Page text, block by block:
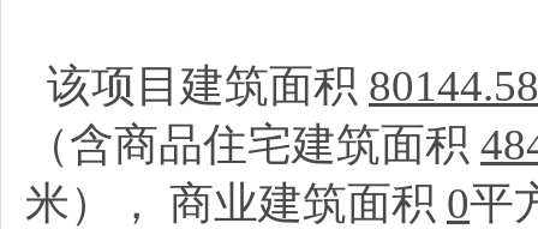
该项目建筑面积 80144.58
（含商品住宅建筑面积
米）， 商业建筑面积 0平